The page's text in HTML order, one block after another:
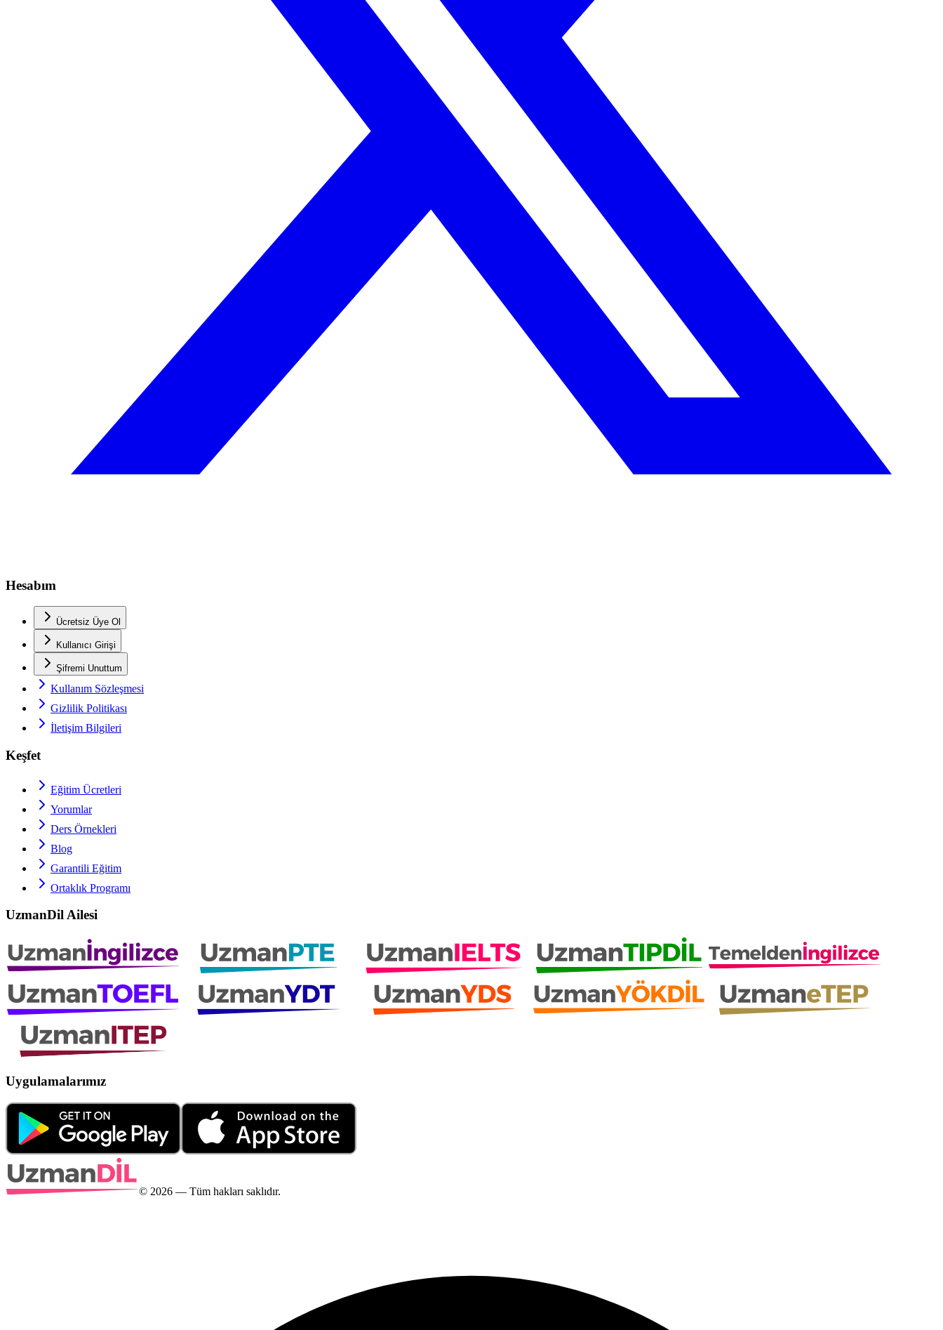
Hesabım
Ücretsiz Üye Ol
Kullanıcı Girişi
Şifremi Unuttum
Kullanım Sözleşmesi
Gizlilik Politikası
İletişim Bilgileri
Keşfet
Eğitim Ücretleri
Yorumlar
Ders Örnekleri
Blog
Garantili Eğitim
Ortaklık Programı
UzmanDil Ailesi
Uygulamalarımız
© 2026 — Tüm hakları saklıdır.